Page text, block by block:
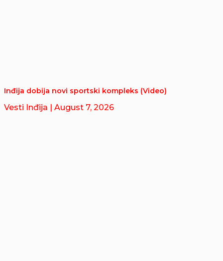
Inđija dobija novi sportski kompleks (Video)
Vesti Inđija | August 7, 2026